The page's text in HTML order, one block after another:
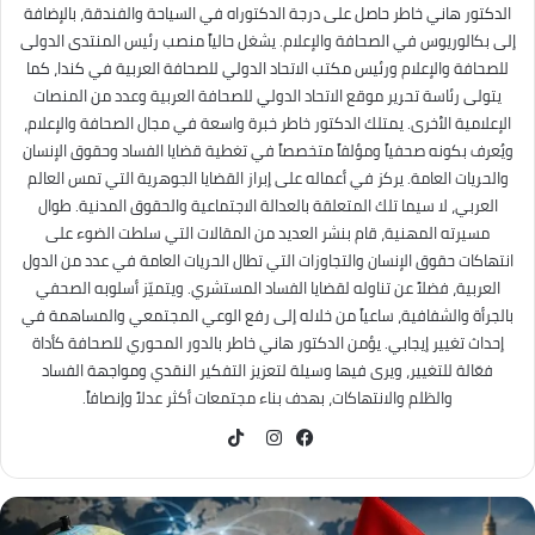
الدكتور هاني خاطر حاصل على درجة الدكتوراه في السياحة والفندقة، بالإضافة
إلى بكالوريوس في الصحافة والإعلام. يشغل حالياً منصب رئيس المنتدى الدولى
للصحافة والإعلام ورئيس مكتب الاتحاد الدولي للصحافة العربية في كندا، كما
يتولى رئاسة تحرير موقع الاتحاد الدولي للصحافة العربية وعدد من المنصات
الإعلامية الأخرى. يمتلك الدكتور خاطر خبرة واسعة في مجال الصحافة والإعلام،
ويُعرف بكونه صحفياً ومؤلفاً متخصصاً في تغطية قضايا الفساد وحقوق الإنسان
والحريات العامة. يركز في أعماله على إبراز القضايا الجوهرية التي تمس العالم
العربي، لا سيما تلك المتعلقة بالعدالة الاجتماعية والحقوق المدنية. طوال
مسيرته المهنية، قام بنشر العديد من المقالات التي سلطت الضوء على
انتهاكات حقوق الإنسان والتجاوزات التي تطال الحريات العامة في عدد من الدول
العربية، فضلاً عن تناوله لقضايا الفساد المستشري. ويتميّز أسلوبه الصحفي
بالجرأة والشفافية، ساعياً من خلاله إلى رفع الوعي المجتمعي والمساهمة في
إحداث تغيير إيجابي. يؤمن الدكتور هاني خاطر بالدور المحوري للصحافة كأداة
فعّالة للتغيير، ويرى فيها وسيلة لتعزيز التفكير النقدي ومواجهة الفساد
والظلم والانتهاكات، بهدف بناء مجتمعات أكثر عدلاً وإنصافاً.